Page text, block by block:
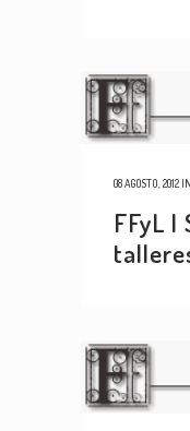
08 AGOSTO, 2012 IN
FFyL |